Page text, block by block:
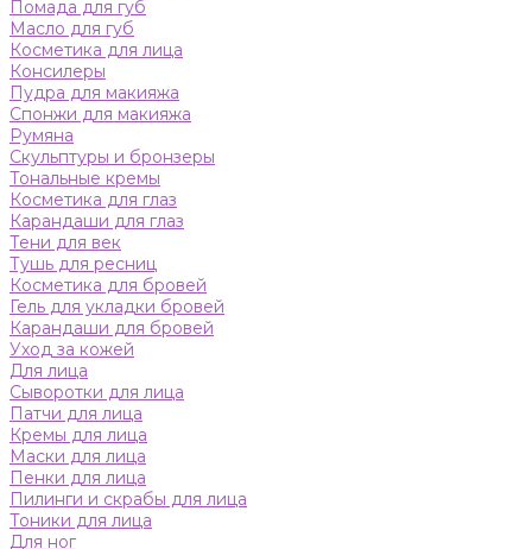
Помада для губ
Масло для губ
Косметика для лица
Консилеры
Пудра для макияжа
Спонжи для макияжа
Румяна
Скульптуры и бронзеры
Тональные кремы
Косметика для глаз
Карандаши для глаз
Тени для век
Тушь для ресниц
Косметика для бровей
Гель для укладки бровей
Карандаши для бровей
Уход за кожей
Для лица
Сыворотки для лица
Патчи для лица
Кремы для лица
Маски для лица
Пенки для лица
Пилинги и скрабы для лица
Тоники для лица
Для ног